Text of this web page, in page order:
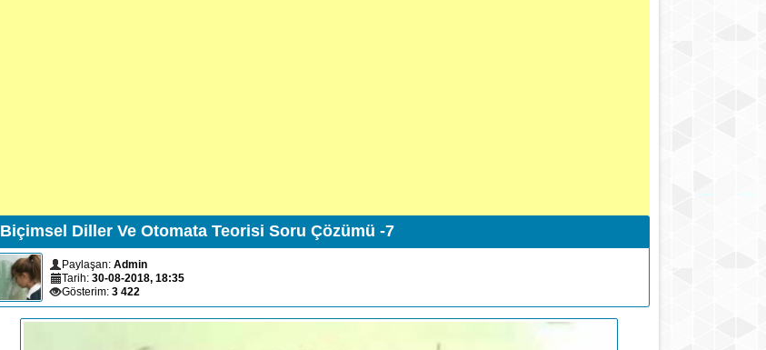
Biçimsel Diller Ve Otomata Teorisi Soru Çözümü -7
Paylaşan: Admin
Tarih: 30-08-2018, 18:35
Gösterim: 3 422